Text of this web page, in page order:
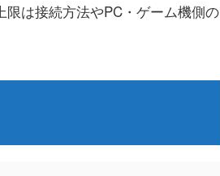
は接続方法やPC・ゲーム機側の